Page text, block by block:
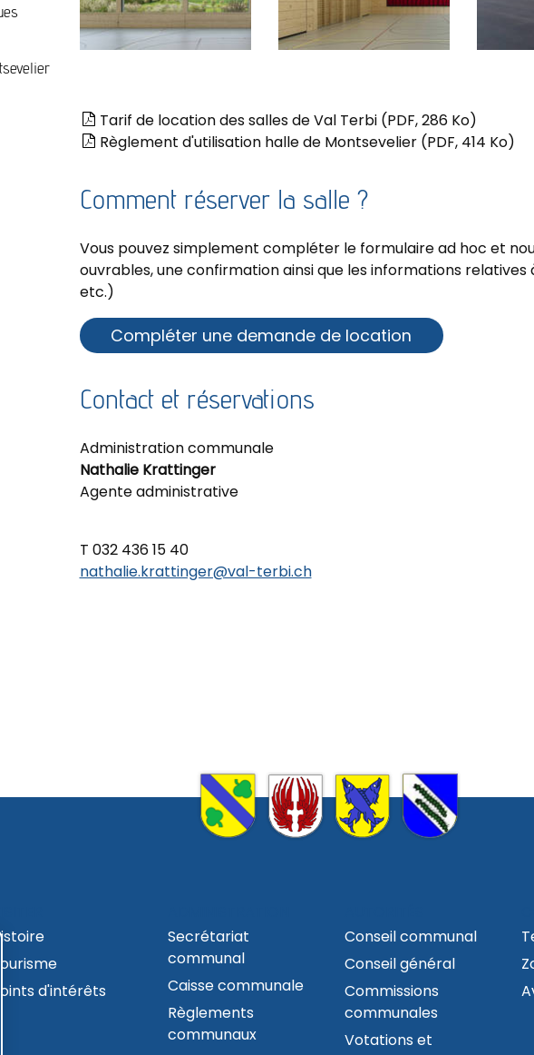
vue
intérieure
avec
panorama
intérieure
avec
panorama
Tarif de location des salles de Val Terbi (PDF, 286 Ko)
Règlement d'utilisation halle de Montsevelier (PDF, 414 Ko)
Comment réserver la salle ?
Vous pouvez simplement compléter le formulaire ad hoc et
ouvrables, une confirmation ainsi que les informations
etc.)
Compléter une demande de location
Contact et réservations
Administration communale
Nathalie Krattinger
Agente administrative
T 032 436 15 40
nathalie.krattinger@val-terbi.ch
Tourisme
Points d'intérêts
Secrétariat
communal
Caisse communale
Règlements
communaux
Conseil communal
Conseil général
Commissions
communales
Votations et